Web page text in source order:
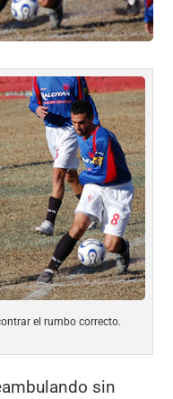
el rumbo correcto.
sin